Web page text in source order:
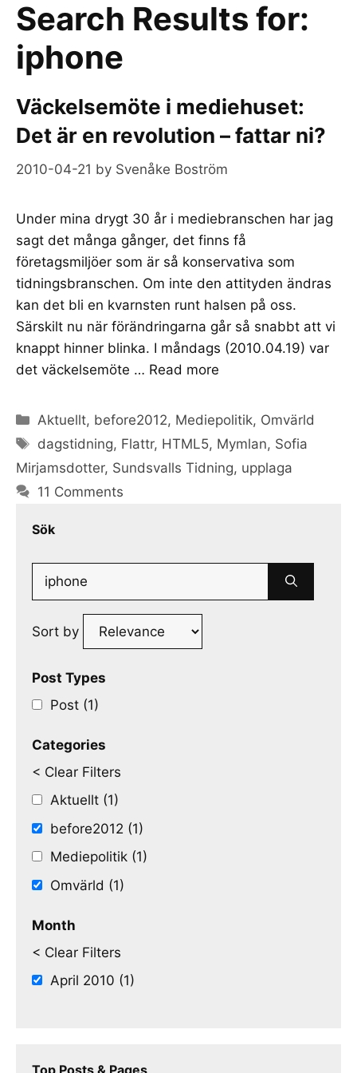
Search Results for:
iphone
Väckelsemöte i mediehuset:
Det är en revolution – fattar ni?
2010-04-21 by Svenåke Boström
Under mina drygt 30 år i mediebranschen har jag
sagt det många gånger, det finns få
företagsmiljöer som är så konservativa som
tidningsbranschen. Om inte den attityden ändras
kan det bli en kvarnsten runt halsen på oss.
Särskilt nu när förändringarna går så snabbt att vi
knappt hinner blinka. I måndags (2010.04.19) var
det väckelsemöte … Read more
Categories
Aktuellt, before2012, Mediepolitik, Omvärld
Tags
dagstidning, Flattr, HTML5, Mymlan, Sofia
Mirjamsdotter, Sundsvalls Tidning, upplaga
11 Comments
Sök
Search
for:
Sort by
Post Types
Post (1)
Categories
< Clear Filters
Aktuellt (1)
before2012 (1)
Mediepolitik (1)
Omvärld (1)
Month
< Clear Filters
April 2010 (1)
Top Posts & Pages